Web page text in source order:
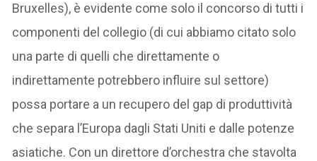
Bruxelles), è evidente come solo il concorso di tutti i
componenti del collegio (di cui abbiamo citato solo
una parte di quelli che direttamente o
indirettamente potrebbero influire sul settore)
possa portare a un recupero del gap di produttività
che separa l’Europa dagli Stati Uniti e dalle potenze
asiatiche. Con un direttore d’orchestra che stavolta